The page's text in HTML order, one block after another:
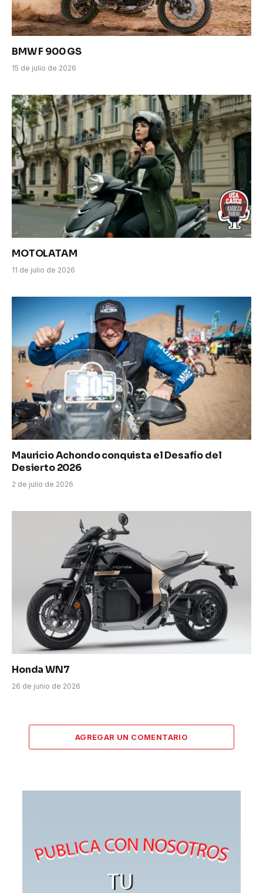
BMW F 900 GS
15 de julio de 2026
MOTOLATAM
11 de julio de 2026
Mauricio Achondo conquista el Desafío del
Desierto 2026
2 de julio de 2026
Honda WN7
26 de junio de 2026
AGREGAR UN COMENTARIO